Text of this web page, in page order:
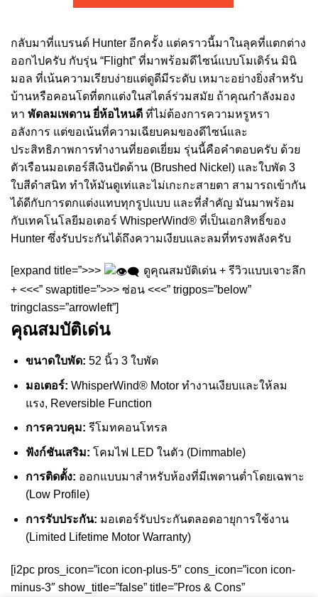
กลับมาที่แบรนด์ Hunter อีกครั้ง แต่คราวนี้มาในลุคที่แตกต่าง
ออกไปครับ กับรุ่น “Flight” ที่มาพร้อมดีไซน์แบบโมเดิร์น มินิ
มอล ที่เน้นความเรียบง่ายแต่ดูดีมีระดับ เหมาะอย่างยิ่งสำหรับ
บ้านหรือคอนโดที่ตกแต่งในสไตล์ร่วมสมัย ถ้าคุณกำลังมอง
หา พัดลมเพดาน ยี่ห้อไหนดี ที่ไม่ต้องการความหรูหรา
อลังการ แต่ขอเน้นที่ความเฉียบคมของดีไซน์และ
ประสิทธิภาพการทำงานที่ยอดเยี่ยม รุ่นนี้คือคำตอบครับ ด้วย
ตัวเรือนมอเตอร์สีเงินปัดด้าน (Brushed Nickel) และใบพัด 3
ใบสีดำสนิท ทำให้มันดูเท่และไม่เกะกะสายตา สามารถเข้ากัน
ได้ดีกับการตกแต่งแทบทุกรูปแบบ และที่สำคัญ มันมาพร้อม
กับเทคโนโลยีมอเตอร์ WhisperWind® ที่เป็นเอกสิทธิ์ของ
Hunter ซึ่งรับประกันได้ถึงความเงียบและลมที่ทรงพลังครับ
[expand title=”>>>
ดูคุณสมบัติเด่น + รีวิวแบบเจาะลึก
+ <<<” swaptitle=”>>> ซ่อน <<<” trigpos=”below”
tringclass=”arrowleft”]
คุณสมบัติเด่น
ขนาดใบพัด: 52 นิ้ว 3 ใบพัด
มอเตอร์: WhisperWind® Motor ทำงานเงียบและให้ลม
แรง, Reversible Function
การควบคุม: รีโมทคอนโทรล
ฟังก์ชันเสริม: โคมไฟ LED ในตัว (Dimmable)
การติดตั้ง: ออกแบบมาสำหรับห้องที่มีเพดานต่ำโดยเฉพาะ
(Low Profile)
การรับประกัน: มอเตอร์รับประกันตลอดอายุการใช้งาน
(Limited Lifetime Motor Warranty)
[i2pc pros_icon=”icon icon-plus-5″ cons_icon=”icon icon-
minus-3″ show_title=”false” title=”Pros & Cons”